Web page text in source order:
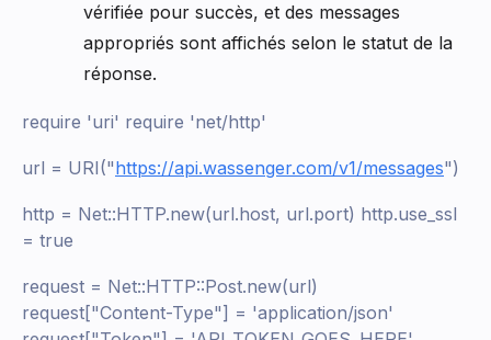
vérifiée pour succès, et des messages
appropriés sont affichés selon le statut de la
réponse.
require 'uri' require 'net/http'
url = URI("https://api.wassenger.com/v1/messages")
http = Net::HTTP.new(url.host, url.port) http.use_ssl
= true
request = Net::HTTP::Post.new(url)
request["Content-Type"] = 'application/json'